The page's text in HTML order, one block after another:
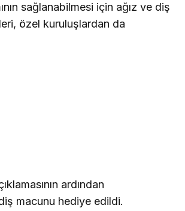
sağlanabilmesi için ağız ve diş
özel kuruluşlardan da
ardından
macunu hediye edildi.